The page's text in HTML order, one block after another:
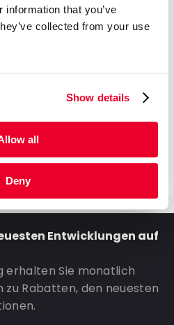
that you’ve
collected from your use
Show details
all
Deny
Entwicklungen auf
erhalten Sie monatlich
Rabatten, den neuesten